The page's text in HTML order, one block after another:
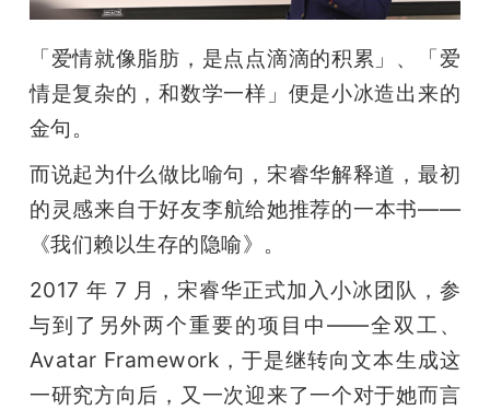
「爱情就像脂肪，是点点滴滴的积累」、「爱
情是复杂的，和数学一样」便是小冰造出来的
金句。
而说起为什么做比喻句，宋睿华解释道，最初
的灵感来自于好友李航给她推荐的一本书——
《我们赖以生存的隐喻》。
2017 年 7 月，宋睿华正式加入小冰团队，参
与到了另外两个重要的项目中——全双工、
Avatar Framework，于是继转向文本生成这
一研究方向后，又一次迎来了一个对于她而言